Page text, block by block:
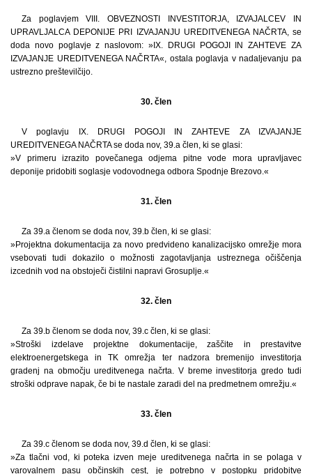
Za poglavjem VIII. OBVEZNOSTI INVESTITORJA, IZVAJALCEV IN
UPRAVLJALCA DEPONIJE PRI IZVAJANJU UREDITVENEGA NAČRTA, se
doda novo poglavje z naslovom: »IX. DRUGI POGOJI IN ZAHTEVE ZA
IZVAJANJE UREDITVENEGA NAČRTA«, ostala poglavja v nadaljevanju pa
ustrezno preštevilčijo.
30. člen
V poglavju IX. DRUGI POGOJI IN ZAHTEVE ZA IZVAJANJE
UREDITVENEGA NAČRTA se doda nov, 39.a člen, ki se glasi:
»V primeru izrazito povečanega odjema pitne vode mora upravljavec
deponije pridobiti soglasje vodovodnega odbora Spodnje Brezovo.«
31. člen
Za 39.a členom se doda nov, 39.b člen, ki se glasi:
»Projektna dokumentacija za novo predvideno kanalizacijsko omrežje mora
vsebovati tudi dokazilo o možnosti zagotavljanja ustreznega očiščenja
izcednih vod na obstoječi čistilni napravi Grosuplje.«
32. člen
Za 39.b členom se doda nov, 39.c člen, ki se glasi:
»Stroški izdelave projektne dokumentacije, zaščite in prestavitve
elektroenergetskega in TK omrežja ter nadzora bremenijo investitorja
gradenj na območju ureditvenega načrta. V breme investitorja gredo tudi
stroški odprave napak, če bi te nastale zaradi del na predmetnem omrežju.«
33. člen
Za 39.c členom se doda nov, 39.d člen, ki se glasi:
»Za tlačni vod, ki poteka izven meje ureditvenega načrta in se polaga v
varovalnem pasu občinskih cest, je potrebno v postopku pridobitve